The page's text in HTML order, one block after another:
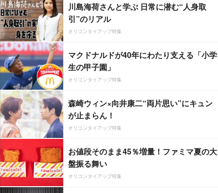
川島海荷さんと学ぶ 日常に潜む“人身取
引”のリアル
オリコンタイアップ特集
マクドナルドが40年にわたり支える「小学
生の甲子園」
オリコンタイアップ特集
森崎ウィン×向井康二“両片思い”にキュン
が止まらん！
オリコンタイアップ特集
お値段そのまま45％増量！ファミマ夏の大
盤振る舞い
オリコンタイアップ特集